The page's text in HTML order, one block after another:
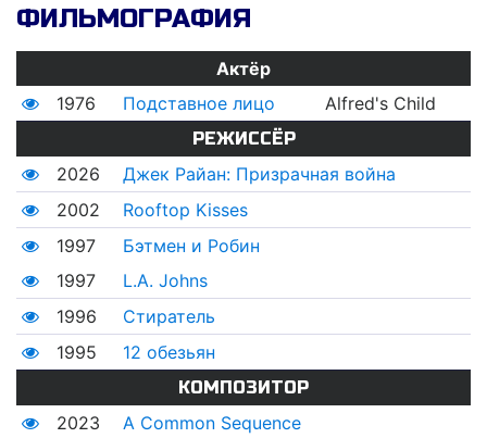
ФИЛЬМОГРАФИЯ
Актёр
1976
Подставное лицо Alfred's Child
РЕЖИССЁР
2026
Джек Райан: Призрачная война
2002
Rooftop Kisses
1997
Бэтмен и Робин
1997
L.A. Johns
1996
Стиратель
1995
12 обезьян
КОМПОЗИТОР
2023 A Common Sequence